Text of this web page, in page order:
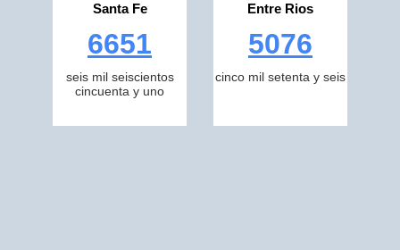
Santa Fe
6651
seis mil seiscientos
cincuenta y uno
Entre Rios
5076
cinco mil setenta y seis